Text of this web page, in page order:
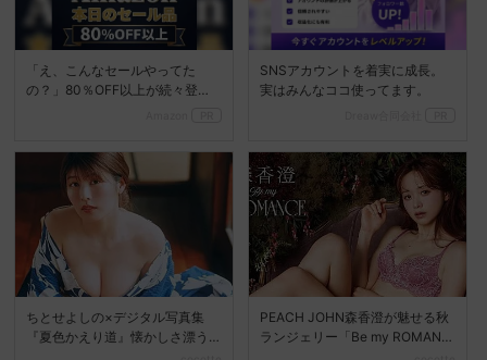
「え、こんなセールやってた
の？」80％OFF以上が続々登
SNSアカウントを着実に成長。
実はみんなココ使ってます。
ちとせよしの×デジタル写真集
『夏色かえり道』懐かしさ漂う
PEACH JOHN森香澄が魅せる秋
ランジェリー「Be my ROMANC